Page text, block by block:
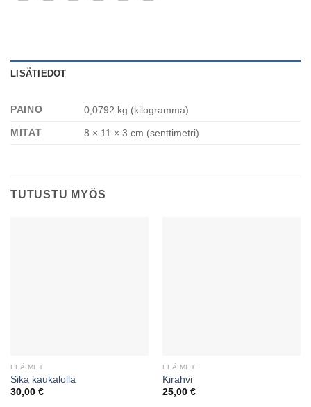
LISÄTIEDOT
PAINO
0,0792 kg (kilogramma)
MITAT
8 × 11 × 3 cm (senttimetri)
TUTUSTU MYÖS
ELÄIMET
Sika kaukalolla
30,00 €
ELÄIMET
Kirahvi
25,00 €